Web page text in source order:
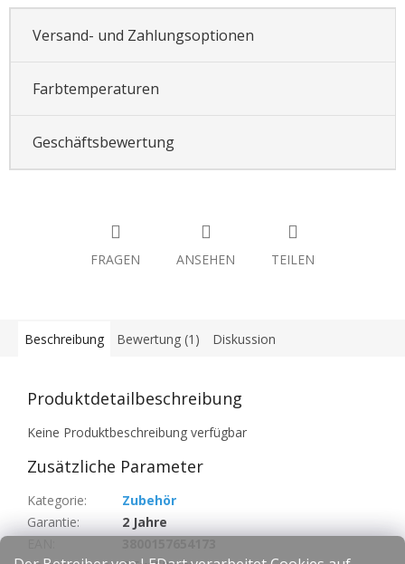
Versand- und Zahlungsoptionen
Farbtemperaturen
Geschäftsbewertung
FRAGEN ANSEHEN TEILEN
Beschreibung Bewertung (1) Diskussion
Produktdetailbeschreibung
Keine Produktbeschreibung verfügbar
Zusätzliche Parameter
Kategorie:
Zubehör
Garantie:
2 Jahre